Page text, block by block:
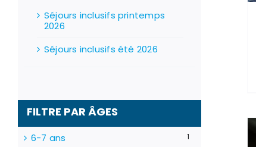
Séjours inclusifs printemps
2026
Séjours inclusifs été 2026
FILTRE PAR ÂGES
6-7 ans 1